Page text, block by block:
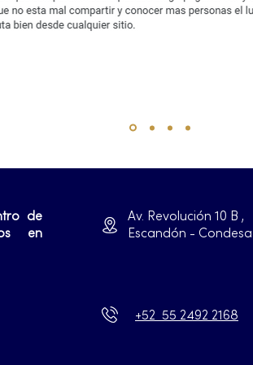
de
en
Av. Revolución 10 B ,
Escandón -
+52 55 2492 2168